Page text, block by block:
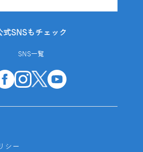
式SNSもチェック
SNS一覧
シー